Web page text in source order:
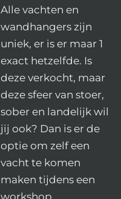
Alle vachten en
wandhangers zijn
uniek, er is er maar 1
exact hetzelfde. Is
deze verkocht, maar
deze sfeer van stoer,
sober en landelijk wil
jij ook? Dan is er de
optie om zelf een
vacht te komen
maken tijdens een
workshop